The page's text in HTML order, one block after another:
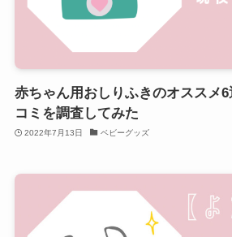
赤ちゃん用おしりふきのオススメ
コミを調査してみた
2022年7月13日 ベビーグッズ